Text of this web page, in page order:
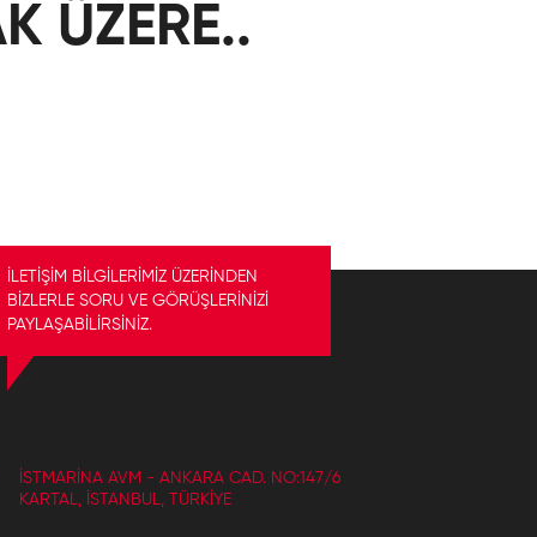
ÜZERE..
İLETİŞİM BİLGİLERİMİZ ÜZERİNDEN
BİZLERLE SORU VE GÖRÜŞLERİNİZİ
PAYLAŞABİLİRSİNİZ.
İSTMARINA AVM - ANKARA CAD. NO:147/6
KARTAL, İSTANBUL, TÜRKIYE